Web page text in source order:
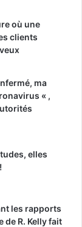
où une
clients
ma
« ,
elles
les rapports
de R. Kelly fait